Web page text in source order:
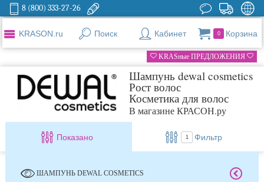
8 (800) 333-27-26
KRASON.ru Поиск Кабинет 0 Корзина
KRASные ПРЕДЛОЖЕНИЯ
Шампунь dewal cosmetics
Рост волос
Косметика для волос
В магазине КРАСОН.ру
Показано 1 Фильтр
ШАМПУНЬ DEWAL COSMETICS